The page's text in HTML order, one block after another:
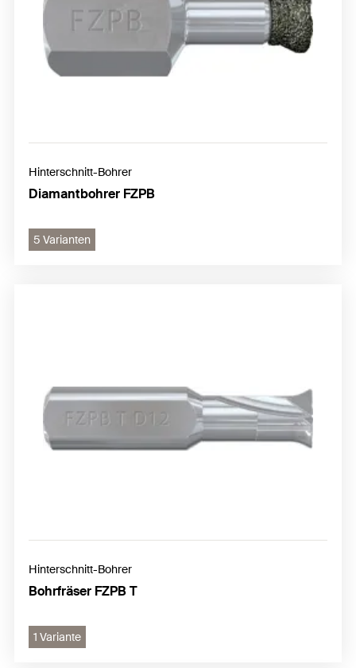
Hinterschnitt-Bohrer
Diamantbohrer FZPB
5 Varianten
Hinterschnitt-Bohrer
Bohrfräser FZPB T
1 Variante